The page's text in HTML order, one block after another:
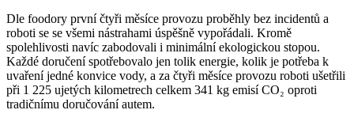
Dle foodory první čtyři měsíce provozu proběhly bez incidentů a
roboti se se všemi nástrahami úspěšně vypořádali. Kromě
spolehlivosti navíc zabodovali i minimální ekologickou stopou.
Každé doručení spotřebovalo jen tolik energie, kolik je potřeba k
uvaření jedné konvice vody, a za čtyři měsíce provozu roboti ušetřili
při 1 225 ujetých kilometrech celkem 341 kg emisí CO₂ oproti
tradičnímu doručování autem.